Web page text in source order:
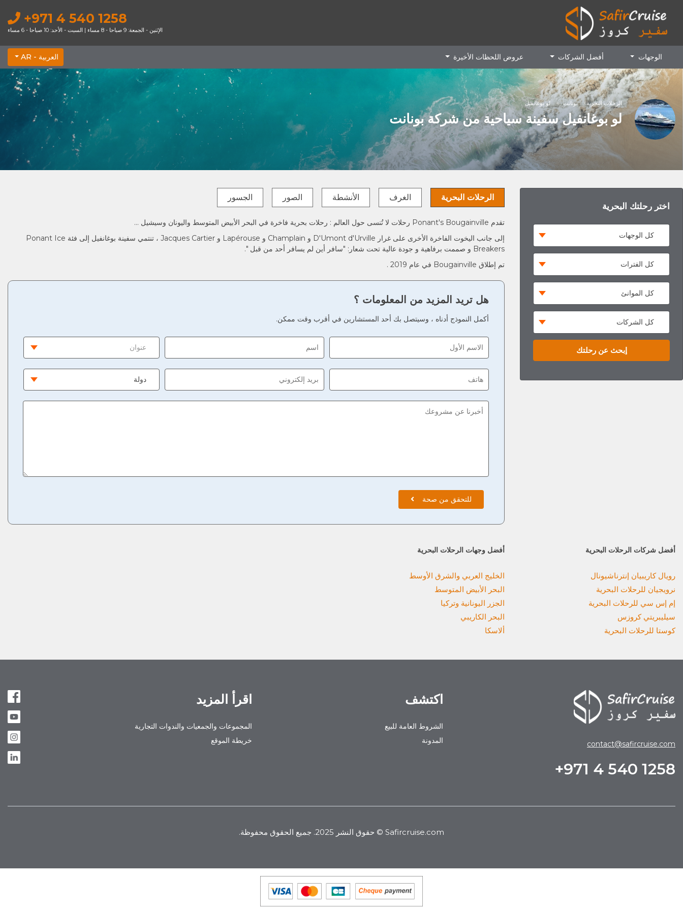
+971 4 540 1258
الإثنين - الجمعة: 9 صباحا - 8 مساء | السبت - الأحد: 10 صباحا - 6 مساء
الوجهات أفضل الشركات عروض اللحظات الأخيرة العربية -
الرحلات البحرية بونانت لو بوغانفيل
لو بوغانفيل سفينة سياحية من شركة بونانت
اختر رحلتك البحرية
إبحث عن رحلتك
الرحلات البحرية الغرف الأنشطة الصور الجسور
تقدم Ponant's Bougainville رحلات لا تُنسى حول العالم : رحلات بحرية فاخرة في البحر الأبيض المتوسط واليونان وسيشيل ...
إلى جانب اليخوت الفاخرة الأخرى على غرار D'Umont d'Urville و Champlain و Lapérouse و Jacques Cartier ، تنتمي سفينة بوغانفيل إلى فئة Ponant Ice
Breakers و صممت برفاهية و جودة عالية تحت شعار: "سافر أين لم يسافر أحد من قبل ".
تم إطلاق Bougainville في عام 2019 .
هل تريد المزيد من المعلومات ؟
أكمل النموذج أدناه ، وسيتصل بك أحد المستشارين في أقرب وقت ممكن.
للتحقق من صحة
أفضل شركات الرحلات البحرية
رويال كاريبيان إنترناشيونال
نرويجيان للرحلات البحرية
إم إس سي للرحلات البحرية
سيليبريتي كروزس
كوستا للرحلات البحرية
أفضل وجهات الرحلات البحرية
الخليج العربي والشرق الأوسط
البحر الأبيض المتوسط
الجزر اليونانية وتركيا
البحر الكاريبي
ألاسكا
contact@safircruise.com
+971 4 540 1258
اكتشف
الشروط العامة للبيع
المدونة
اقرأ المزيد
المجموعات والجمعيات والندوات التجارية
خريطة الموقع
Safircruise.com © حقوق النشر 2025. جميع الحقوق محفوظة.